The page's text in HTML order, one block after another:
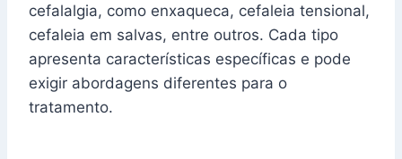
cefalalgia, como enxaqueca, cefaleia tensional,
cefaleia em salvas, entre outros. Cada tipo
apresenta características específicas e pode
exigir abordagens diferentes para o
tratamento.